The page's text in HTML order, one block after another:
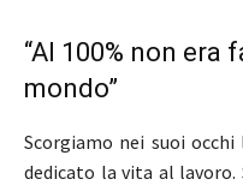
“Al 100% non era
mondo”
Scorgiamo nei suoi
dedicato la vita al lavoro.